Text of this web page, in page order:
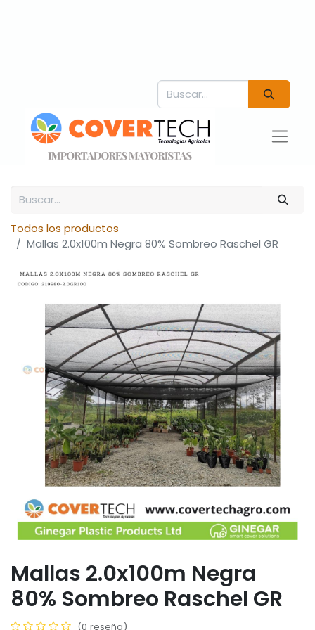
Todos los productos
Mallas 2.0x100m Negra 80% Sombreo Raschel GR
Mallas 2.0x100m Negra
80% Sombreo Raschel GR
(0 reseña)